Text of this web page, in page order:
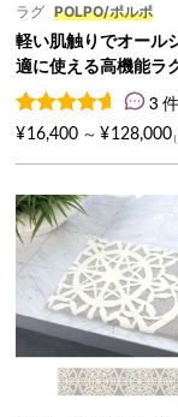
ラグ POLPO/ポルポ
軽い肌触りでオール
適に使える高機能ラ
O/ポルポ』
3
件の利用者評価に
3 件
¥16,400 ～ ¥128,000